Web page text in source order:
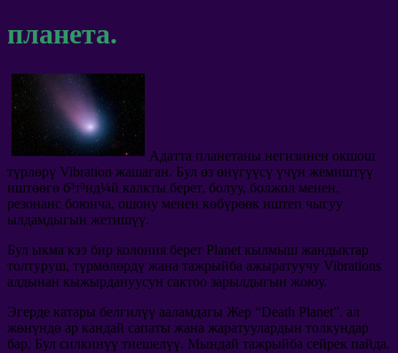
планета.
Адатта планетаны негизинен окшош
түрлөрү Vibration жашаган. Бул өз өнүгүүсү үчүн жемиштүү
иштөөгө б³т³нд¼й калкты берет, болуу, болжол менен,
резонанс боюнча, ошону менен көбүрөөк иштеп чыгуу
ылдамдыгын жетишүү.
Бул ыкма кээ бир колония берет Planet кылмыш жандыктар
толтуруш, түрмөлөрдү жана тажрыйба ажыратуучу Vibrations
алдынан кыжырдануусун сактоо зарылдыгын жоюу.
Эгерде катары белгилүү ааламдагы Жер “Death Planet”. ал
жөнүндө ар кандай сапаты жана жаратуулардын толкундар
бар, Бул силкинүү тиешелүү. Мындай тажрыйба сейрек пайда.